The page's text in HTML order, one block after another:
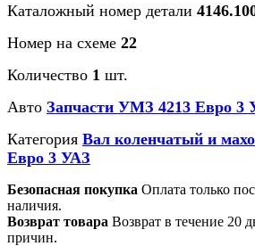
Каталожный номер детали
Номер на схеме 22
Количество 1 шт.
Авто Запчасти УМЗ 4213 Евро 3
Категория Вал коленчатый и
Евро 3 УАЗ
Безопасная покупка Оплата только
наличия.
Возврат товара Возврат в течение 20
причин.